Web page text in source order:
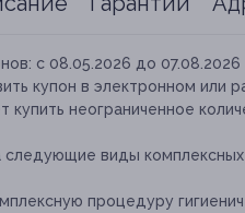
с 08.05.2026 до 07.08.2026
купон в электронном или
неограниченное
следующие виды
процедуру